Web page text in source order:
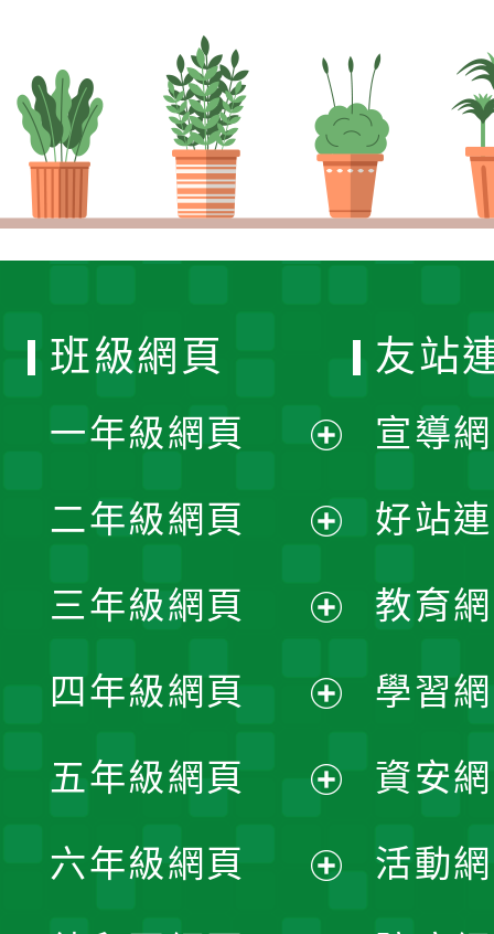
班級網頁
一年級網頁
開
選
單
二年級網頁
開
選
單
三年級網頁
開
選
單
四年級網頁
開
選
五年級網頁
開
六年級網頁
友站
宣導
好站
教育
學習
資安
活動